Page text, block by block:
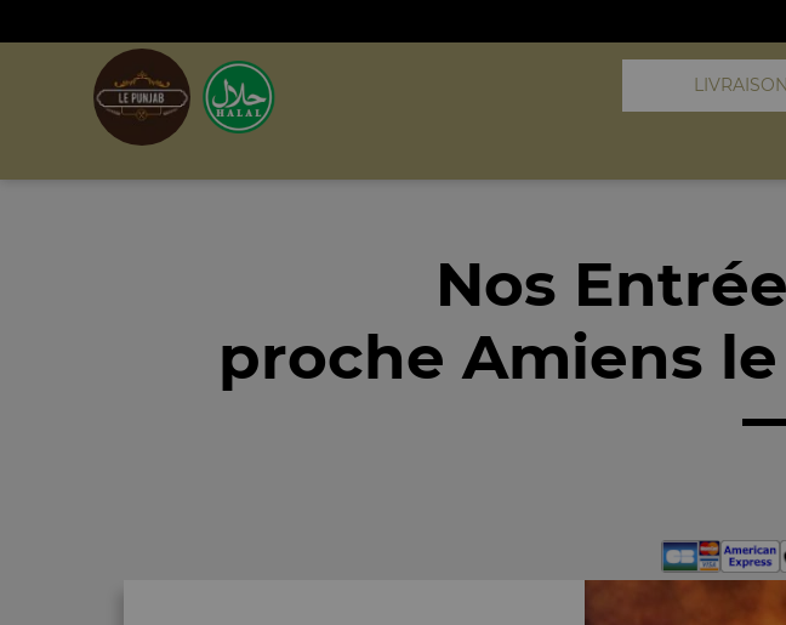
LIVRAISON
Nos
proche Amiens